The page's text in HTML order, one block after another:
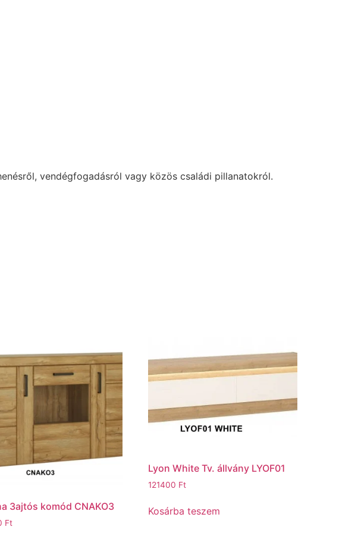
vendégfogadásról vagy közös családi pillanatokról.
3ajtós komód CNAKO3
Ft
Lyon White Tv. állvány LYOF01
121400 Ft
Kosárba teszem